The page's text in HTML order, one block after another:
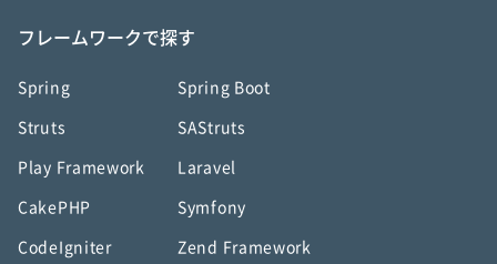
フレームワークで探す
Spring Spring Boot
Struts SAStruts
Play Framework Laravel
CakePHP Symfony
CodeIgniter Zend Framework